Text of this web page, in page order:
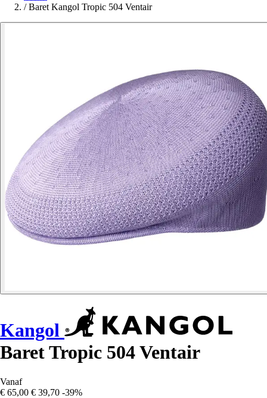
/ Baret Kangol Tropic 504 Ventair
Kangol
Baret Tropic 504 Ventair
Vanaf
€ 65,00 € 39,70 -39%